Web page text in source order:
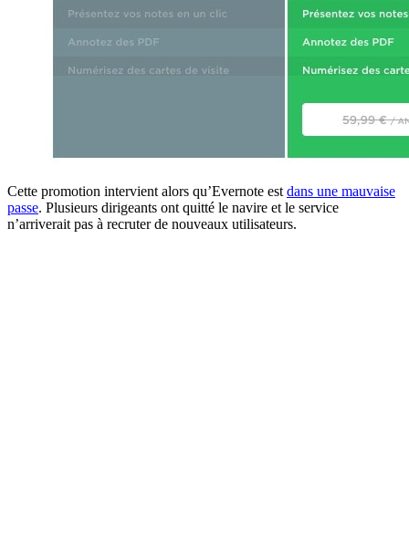
Cette promotion intervient alors qu’Evernote est dans une mauvaise
passe. Plusieurs dirigeants ont quitté le navire et le service
n’arriverait pas à recruter de nouveaux utilisateurs.